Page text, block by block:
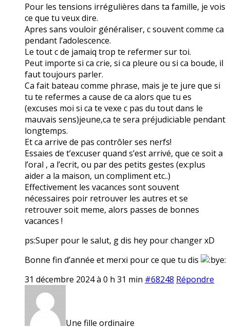
Pour les tensions irrégulières dans ta famille, je vois
ce que tu veux dire.
Apres sans vouloir généraliser, c souvent comme ca
pendant l’adolescence.
Le tout c de jamaiq trop te refermer sur toi.
Peut importe si ca crie, si ca pleure ou si ca boude, il
faut toujours parler.
Ca fait bateau comme phrase, mais je te jure que si
tu te refermes a cause de ca alors que tu es
(excuses moi si ca te vexe c pas du tout dans le
mauvais sens)jeune,ca te sera préjudiciable pendant
longtemps.
Et ca arrive de pas contrôler ses nerfs!
Essaies de t’excuser quand s’est arrivé, que ce soit a
l’oral , a l’ecrit, ou par des petits gestes (ex:plus
aider a la maison, un compliment etc..)
Effectivement les vacances sont souvent
nécessaires poir retrouver les autres et se
retrouver soit meme, alors passes de bonnes
vacances !
ps:Super pour le salut, g dis hey pour changer xD
Bonne fin d’année et merxi pour ce que tu dis
31 décembre 2024 à 0 h 31 min #68248 Répondre
Une fille ordinaire